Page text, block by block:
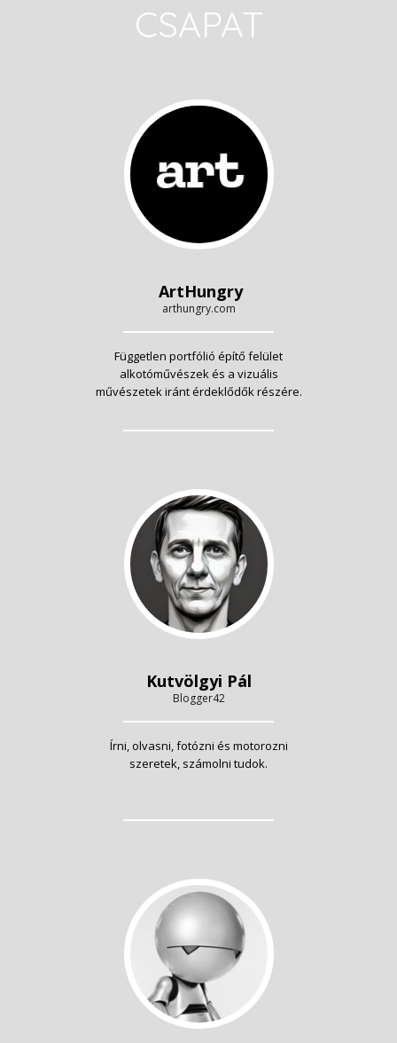
CSAPAT
ArtHungry
arthungry.com
Független portfólió építő felület
alkotóművészek és a vizuális
művészetek iránt érdeklődők részére.
Kutvölgyi Pál
Blogger42
Írni, olvasni, fotózni és motorozni
szeretek, számolni tudok.